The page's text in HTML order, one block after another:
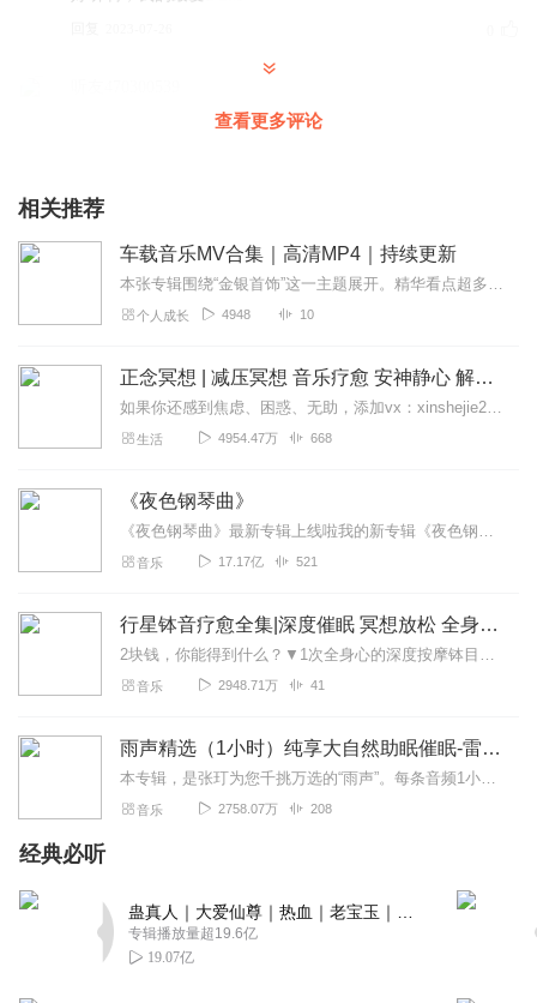
声音好听，中音交叉，有一种很潮的新鲜感
查看更多评论
相关推荐
车载音乐MV合集｜高清MP4｜持续更新
本张专辑围绕“金银首饰”这一主题展开。精华看点超多哦！在这里，你能深入了解到金银首饰背后那些或温暖、或动人的故事，知晓它们如何跨越时光，成为承载情感、传承爱意...
个人成长 4948 10
正念冥想 | 减压冥想 音乐疗愈 安神静心 解郁降噪
如果你还感到焦虑、困惑、无助，添加vx：xinshejie2018、vx公众号：宣萱心伴，与主播宣萱开启心灵交流之旅，共建温暖的精神家园！如果你喜欢我的内容，请...
生活 4954.47万 668
《夜色钢琴曲》
《夜色钢琴曲》最新专辑上线啦我的新专辑《夜色钢琴曲最新专辑》（点击跳转）已经上线，新专辑是《夜色钢琴曲》的升级版，我精选了诸多经典原创作品与大家分享，愿未来...
音乐 17.17亿 521
行星钵音疗愈全集|深度催眠 冥想放松 全身心深度按摩
2块钱，你能得到什么？▼1次全身心的深度按摩钵目前已广泛地被应用于美容Spa和按摩养生馆的疗程中，许多疗愈师使用铜钵在身体上，发现5分钟铜钵按摩的深度放松，效...
音乐 2948.71万 41
雨声精选（1小时）纯享大自然助眠催眠-雷雨声，下雨
本专辑，是张玎为您千挑万选的“雨声”。每条音频1小时，中间没有打扰。有轻柔细雨、淅淅沥沥；雨滴入水，滴答作响；隐隐雷声，隆隆为伴；流水潺潺，映入耳畔。这里没有音...
音乐 2758.07万 208
经典必听
专辑播放量超19.6亿
19.07亿